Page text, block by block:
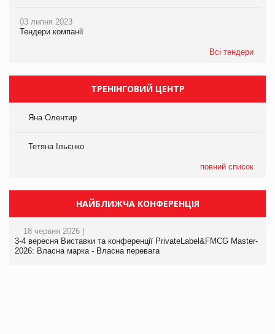
03 липня 2023
Тендери компанії
Всі тендери
ТРЕНІНГОВИЙ ЦЕНТР
Яна Олентир
Тетяна Ільєнко
повний список
НАЙБЛИЖЧА КОНФЕРЕНЦІЯ
18 червня 2026 |
3-4 вересня Виставки та конференції PrivateLabel&FMCG Master-
2026: Власна марка - Власна перевага